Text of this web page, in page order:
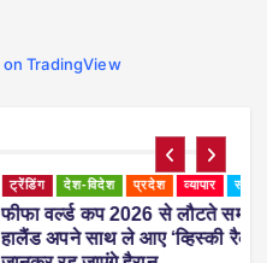
TradingView
प्रदेश व्यापार स्पोर्ट्स
2026 से लौटते समय एरलिंग
ले आए ‘व्हिस्की रैकून’, वजह